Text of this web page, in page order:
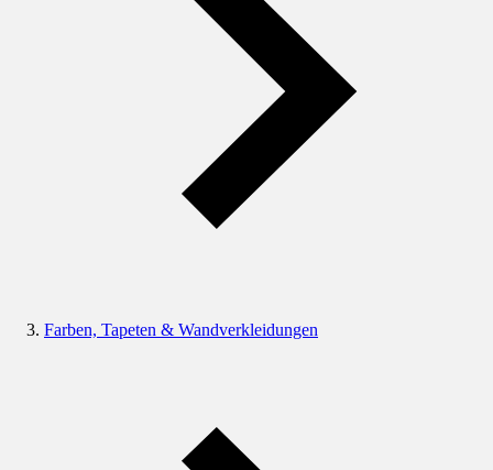
Farben, Tapeten & Wandverkleidungen